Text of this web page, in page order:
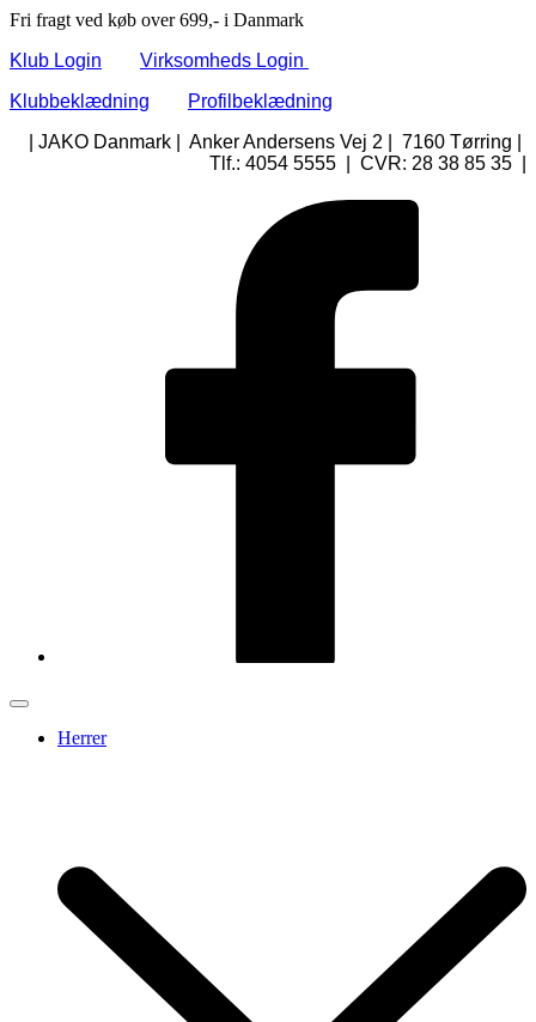
Fri fragt ved køb over 699,- i Danmark
Klub Login
Virksomheds Login
Klubbeklædning
Profilbeklædning
| JAKO Danmark | Anker Andersens Vej 2 | 7160 Tørring |
Tlf.: 4054 5555 | CVR: 28 38 85 35 |
Herrer